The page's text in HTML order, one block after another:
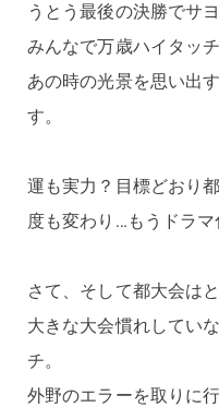
うとう最後の決勝でサ
みんなで万歳ハイタッチ
あの時の光景を思い出
す。
運も実力？目標どおり
度も変わり…もうドラマ
さて、そして都大会は
大きな大会慣れしてい
チ。
外野のエラーを取りに